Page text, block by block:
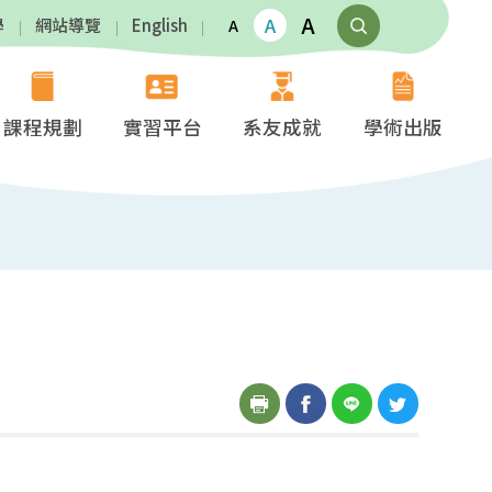
網站導覽 English A A A
課程規劃 實習平台 系友成就 學術出版